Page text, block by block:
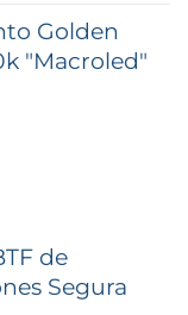
$52.585,26
Golden
"Macroled"
de
Segura